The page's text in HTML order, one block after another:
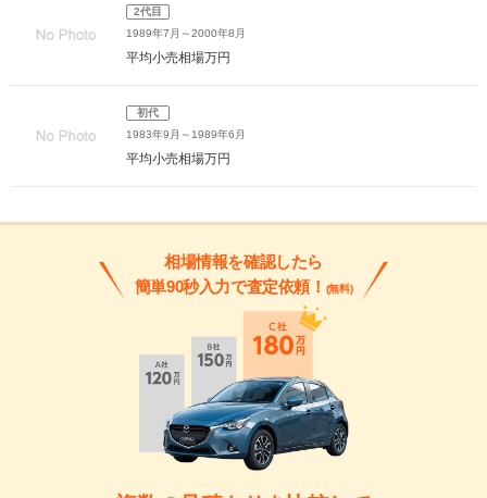
2代目
1989年7月～2000年8月
平均小売相場万円
初代
1983年9月～1989年6月
平均小売相場万円
相場情報を確認したら
簡単90秒入力で査定依頼！ (無料)